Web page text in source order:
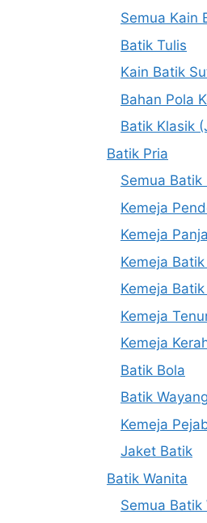
Semua Kain
Batik Tulis
Kain Batik
Bahan Pola
Batik Klasik
Batik Pria
Semua Batik
Kemeja
Kemeja
Kemeja
Kemeja
Kemeja
Kemeja
Batik Bola
Batik Wayang
Kemeja
Jaket Batik
Batik Wanita
Semua Batik